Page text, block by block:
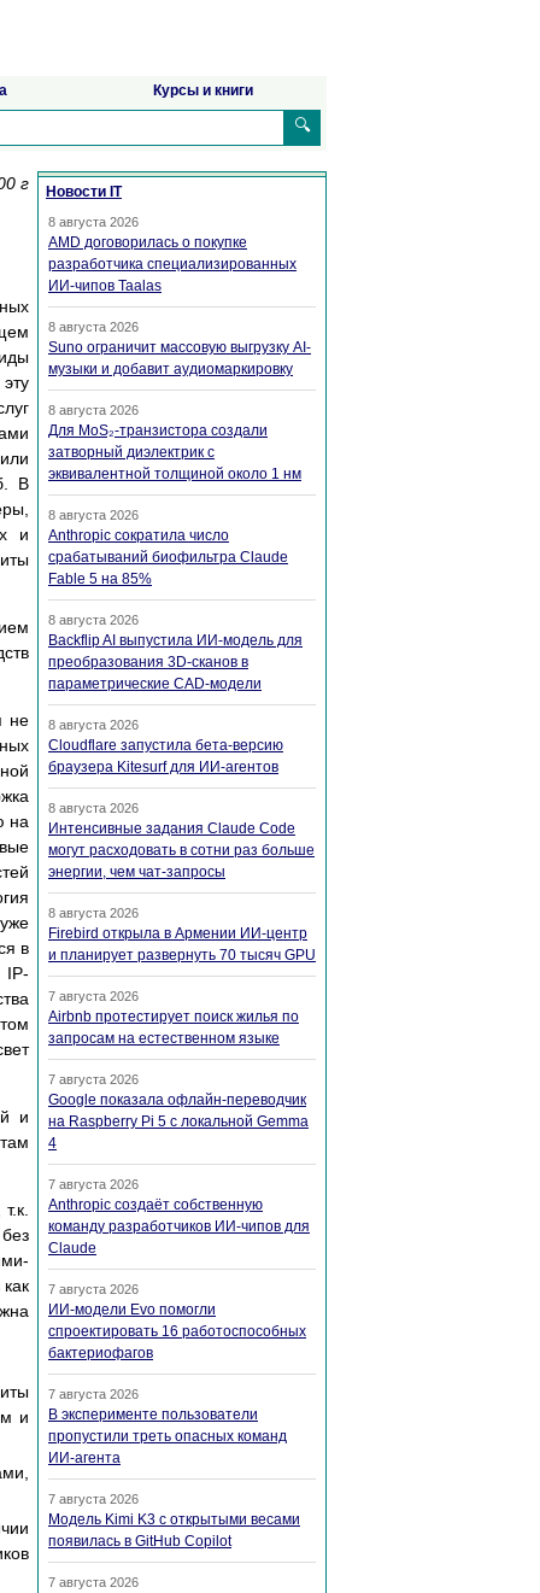
Курсы и книги
🔍
г
В
и
не
на
в
IP-
и
и
Новости IT
8 августа 2026
AMD договорилась о покупке
разработчика специализированных
ИИ-чипов Taalas
8 августа 2026
Suno ограничит массовую выгрузку AI-
музыки и добавит аудиомаркировку
8 августа 2026
Для MoS₂-транзистора создали
затворный диэлектрик с
эквивалентной толщиной около 1 нм
8 августа 2026
Anthropic сократила число
срабатываний биофильтра Claude
Fable 5 на 85%
8 августа 2026
Backflip AI выпустила ИИ-модель для
преобразования 3D-сканов в
параметрические CAD-модели
8 августа 2026
Cloudflare запустила бета-версию
браузера Kitesurf для ИИ-агентов
8 августа 2026
Интенсивные задания Claude Code
могут расходовать в сотни раз больше
энергии, чем чат-запросы
8 августа 2026
Firebird открыла в Армении ИИ-центр
и планирует развернуть 70 тысяч GPU
7 августа 2026
Airbnb протестирует поиск жилья по
запросам на естественном языке
7 августа 2026
Google показала офлайн-переводчик
на Raspberry Pi 5 с локальной Gemma
4
7 августа 2026
Anthropic создаёт собственную
команду разработчиков ИИ-чипов для
Claude
7 августа 2026
ИИ-модели Evo помогли
спроектировать 16 работоспособных
бактериофагов
7 августа 2026
В эксперименте пользователи
пропустили треть опасных команд
ИИ-агента
7 августа 2026
Модель Kimi K3 с открытыми весами
появилась в GitHub Copilot
7 августа 2026